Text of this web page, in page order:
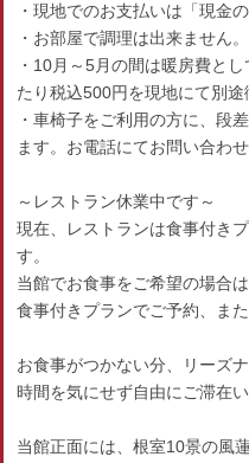
・現地でのお支払いは「現金の
・お部屋で調理は出来ません。
・10月～5月の間は暖房費と
たり税込500円を現地にて別途
・車椅子をご利用の方に、段
ます。お電話にてお問い合わせ
～レストラン休業中です～
現在、レストランは食事付き
す。
当館でお食事をご希望の場合は
食事付きプランでご予約、ま
お食事がつかない分、リーズナ
時間を気にせず自由にご滞在
当館正面には、根室10景の風